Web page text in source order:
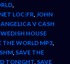
LOC:FR JOHN
V CASH
HOUSE
THE WORLD MP3
SAVE THE
TONIGHT SAVE